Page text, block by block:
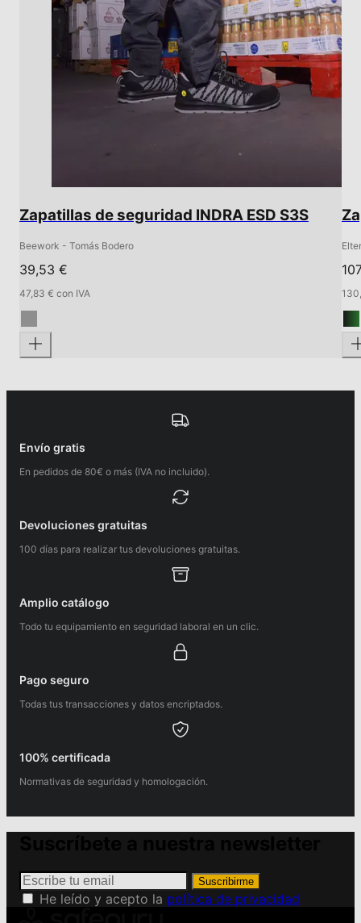
Zapatillas de seguridad INDRA ESD S3S
Beework - Tomás Bodero
39,53 €
47,83 € con IVA
Envío gratis
En pedidos de 80€ o más (IVA no incluido).
Devoluciones gratuitas
100 días para realizar tus devoluciones gratuitas.
Amplio catálogo
Todo tu equipamiento en seguridad laboral en un clic.
Pago seguro
Todas tus transacciones y datos encriptados.
100% certificada
Normativas de seguridad y homologación.
Suscribirme
He leído y acepto la política de privacidad